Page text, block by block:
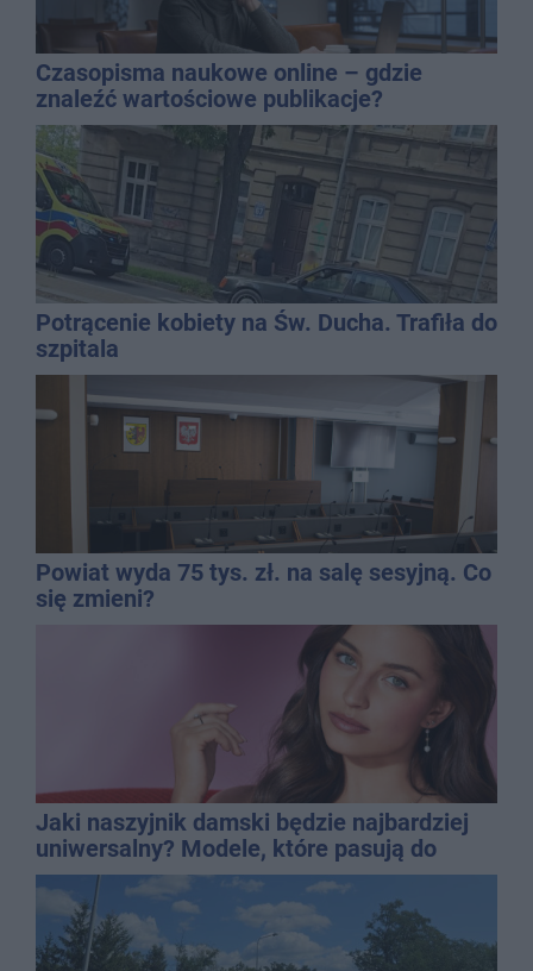
Czasopisma naukowe online – gdzie
znaleźć wartościowe publikacje?
Potrącenie kobiety na Św. Ducha. Trafiła do
szpitala
Powiat wyda 75 tys. zł. na salę sesyjną. Co
się zmieni?
Jaki naszyjnik damski będzie najbardziej
uniwersalny? Modele, które pasują do
wielu stylizacji